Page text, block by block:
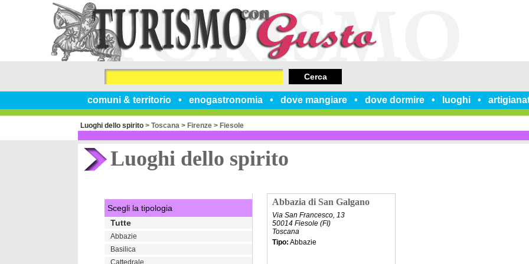
comuni & territorio enogastronomia dove mangiare dove dormire luoghi
Cerca
Luoghi dello spirito > Toscana > Firenze > Fiesole
Luoghi dello spirito
Abbazia di San Galgano
Via San Francesco, 13
50014 Fiesole (FI)
Toscana
Tipo: Abbazie
Scegli la tipologia
Tutte
Abbazie
Basilica
Cattedrale